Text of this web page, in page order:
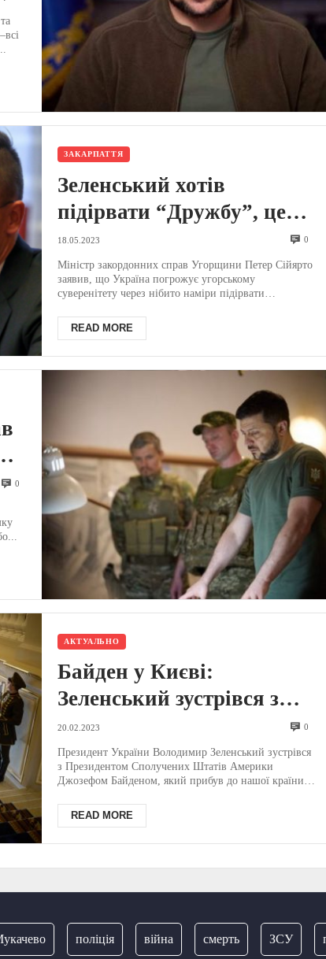
ЗАКАРПАТТЯ
Зеленський хотів
підірвати “Дружбу”, це
загроза суверенітету
Угорщини – гучна заява
міністра МЗС Сійярто
18.05.2023 0
Міністр закордонних справ Угорщини Петер Сійярто
заявив, що Україна погрожує угорському
суверенітету через нібито наміри підірвати
READ MORE
0
АКТУАЛЬНО
Байден у Києві:
Зеленський зустрівся з
Президентом США – що
відомо? (ФОТО)
20.02.2023 0
Президент України Володимир Зеленський зустрівся
з Президентом Сполучених Штатів Америки
Джозефом Байденом, який прибув до нашої країни з
READ MORE
поліція війна смерть